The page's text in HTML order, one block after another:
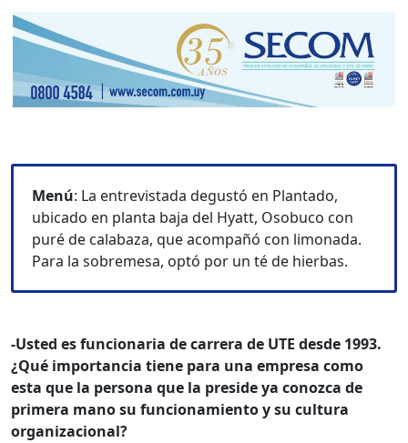
Menú: La entrevistada degustó en Plantado,
ubicado en planta baja del Hyatt, Osobuco con
puré de calabaza, que acompañó con limonada.
Para la sobremesa, optó por un té de hierbas.
-Usted es funcionaria de carrera de UTE desde 1993.
¿Qué importancia tiene para una empresa como
esta que la persona que la preside ya conozca de
primera mano su funcionamiento y su cultura
organizacional?